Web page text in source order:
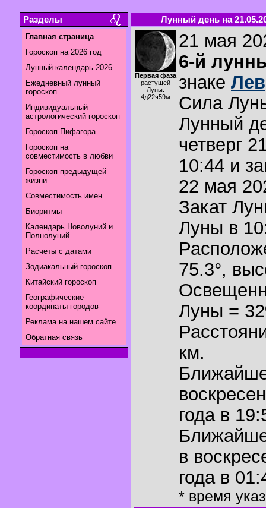
Разделы
Главная страница
Гороскоп на 2026 год
Лунный календарь 2026
Ежедневный лунный
гороскоп
Индивидуальный
астрологический гороскоп
Гороскоп Пифагора
Гороскоп на
совместимость в любви
Гороскоп предыдущей
жизни
Совместимость имен
Биоритмы
Календарь Новолуний и
Полнолуний
Расчеты с датами
Зодиакальный гороскоп
Китайский гороскоп
Географические
координаты городов
Реклама на нашем сайте
Обратная связь
Лунный день на
Первая фаза
растущей
Луны.
4д22ч59м
21 мая
6-й
знаке Лев
Сила
Лунный
четверг
10:44 и
22 мая
Закат
Луны в
75.3°,
Луны =
км.
года в
в
года в
* время